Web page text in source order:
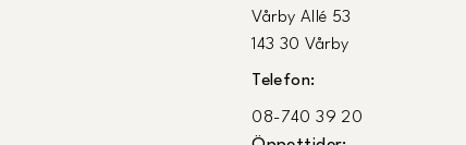
Vårby Allé 53
143 30 Vårby
Telefon:
08-740 39 20